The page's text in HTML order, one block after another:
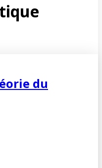
du
ses
2019
doit, selon cette